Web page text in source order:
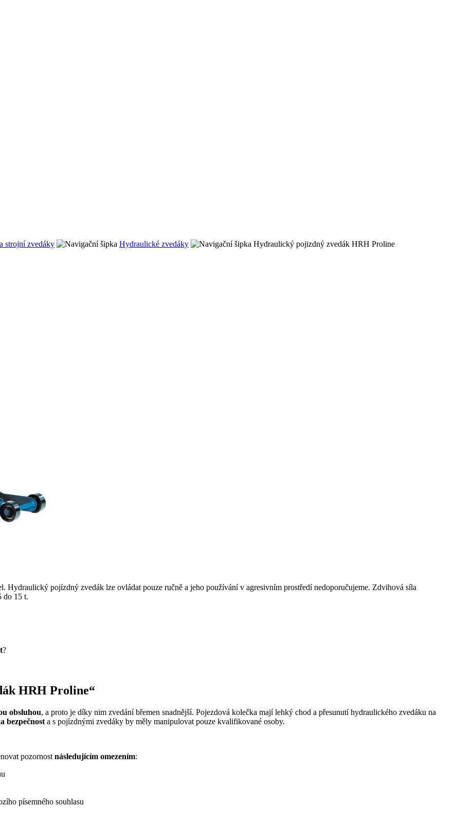
strojní zvedáky Hydraulické zvedáky Hydraulický pojizdný zvedák HRH Proline
Hydraulický pojízdný zvedák lze ovládat pouze ručně a jeho používání v agresivním prostředí nedoporučujeme. Zdvihová síla
do 15 t.
?
HRH Proline“
obsluhou, a proto je díky nim zvedání břemen snadnější. Pojezdová kolečka mají lehký chod a přesunutí hydraulického zvedáku na
bezpečnost a s pojízdnými zvedáky by měly manipulovat pouze kvalifikované osoby.
pozornost následujícím omezením:
písemného souhlasu